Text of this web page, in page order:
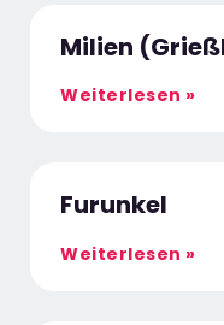
Milien
Weiterlesen »
Furunkel
Weiterlesen »